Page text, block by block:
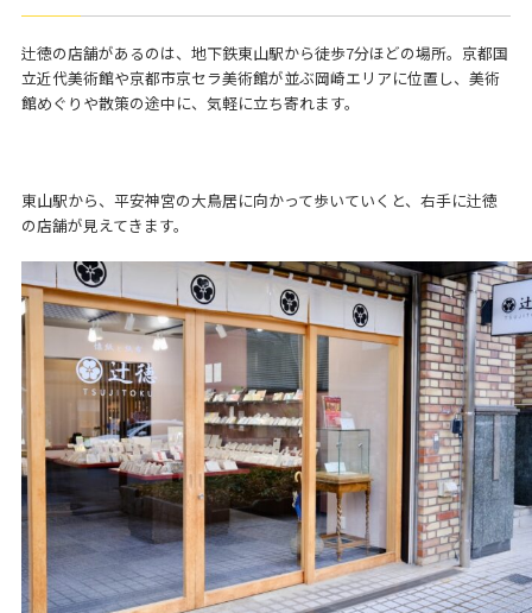
辻徳の店舗があるのは、地下鉄東山駅から徒歩7分ほどの場所。京都国
立近代美術館や京都市京セラ美術館が並ぶ岡崎エリアに位置し、美術
館めぐりや散策の途中に、気軽に立ち寄れます。
東山駅から、平安神宮の大鳥居に向かって歩いていくと、右手に辻徳
の店舗が見えてきます。